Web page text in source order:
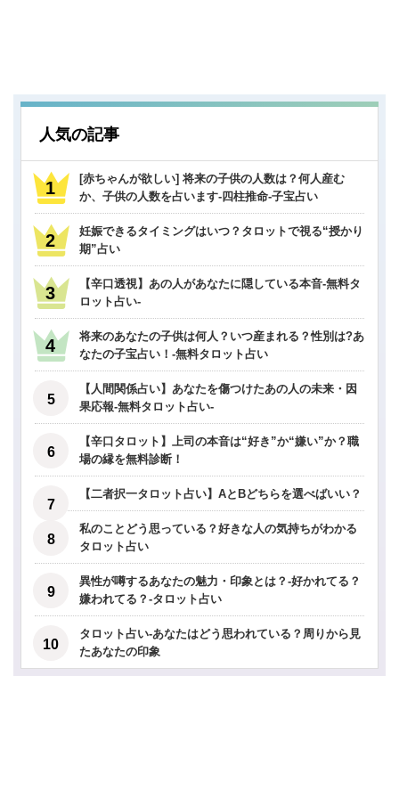
人気の記事
[赤ちゃんが欲しい] 将来の子供の人数は？何人産む
か、子供の人数を占います-四柱推命-子宝占い
妊娠できるタイミングはいつ？タロットで視る“授かり
期”占い
【辛口透視】あの人があなたに隠している本音-無料タ
ロット占い-
将来のあなたの子供は何人？いつ産まれる？性別は?あ
なたの子宝占い！-無料タロット占い
【人間関係占い】あなたを傷つけたあの人の未来・因
果応報-無料タロット占い-
【辛口タロット】上司の本音は“好き”か“嫌い”か？職
場の縁を無料診断！
【二者択一タロット占い】AとBどちらを選べばいい？
私のことどう思っている？好きな人の気持ちがわかる
タロット占い
異性が噂するあなたの魅力・印象とは？-好かれてる？
嫌われてる？-タロット占い
タロット占い-あなたはどう思われている？周りから見
たあなたの印象